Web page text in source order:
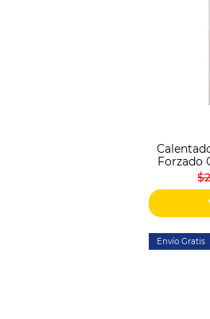
Forzado
Envío Gratis